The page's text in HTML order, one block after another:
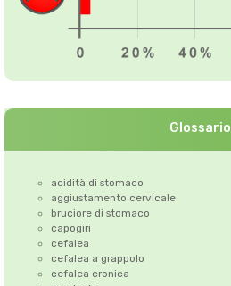
Glossario
acidità di stomaco
aggiustamento cervicale
bruciore di stomaco
capogiri
cefalea
cefalea a grappolo
cefalea cronica